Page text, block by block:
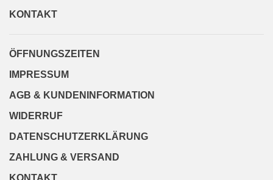
KONTAKT
ÖFFNUNGSZEITEN
IMPRESSUM
AGB & KUNDENINFORMATION
WIDERRUF
DATENSCHUTZERKLÄRUNG
ZAHLUNG & VERSAND